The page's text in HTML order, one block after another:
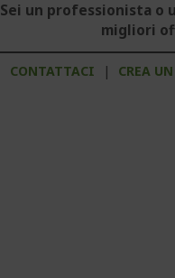
Sei un professionista o
migliori
CONTATTACI | CREA